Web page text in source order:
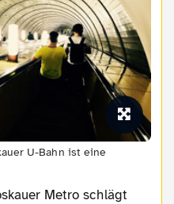
U-Bahn ist eine